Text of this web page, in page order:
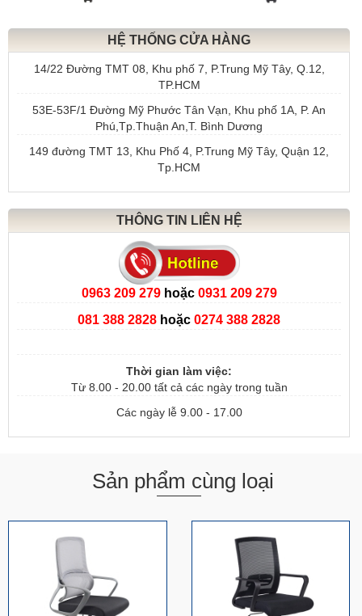
HỆ THỐNG CỬA HÀNG
14/22 Đường TMT 08, Khu phố 7, P.Trung Mỹ Tây, Q.12,
TP.HCM
53E-53F/1 Đường Mỹ Phước Tân Vạn, Khu phố 1A, P. An
Phú,Tp.Thuận An,T. Bình Dương
149 đường TMT 13, Khu Phố 4, P.Trung Mỹ Tây, Quận 12,
Tp.HCM
THÔNG TIN LIÊN HỆ
0963 209 279 hoặc0931 209 279
081 388 2828 hoặc 0274 388 2828
Thời gian làm việc:
Từ 8.00 - 20.00 tất cả các ngày trong tuần
Các ngày lễ 9.00 - 17.00
Sản phẩm cùng loại